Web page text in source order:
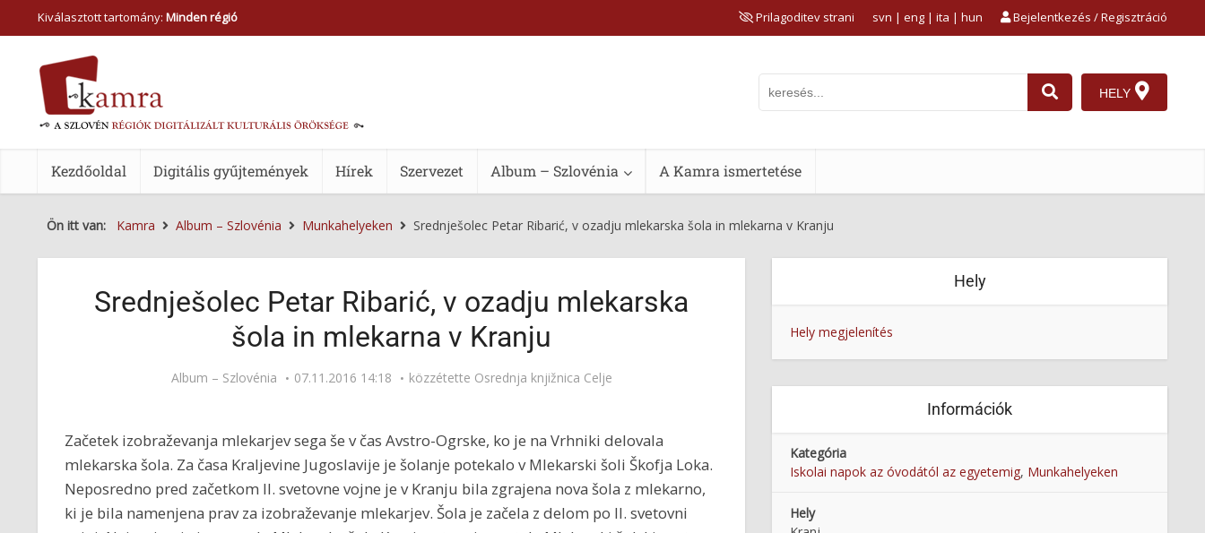
Kiválasztott tartomány: Minden régió Prilagoditev strani Bejelentkezés / Regisztráció
svn | eng | ita | hun
HELY
Kezdőoldal Digitális gyűjtemények Hírek Szervezet Album – Szlovénia A Kamra ismertetése
Ön itt van: Kamra Album – Szlovénia Munkahelyeken Srednješolec Petar Ribarić, v ozadju mlekarska šola in mlekarna v Kranju
Srednješolec Petar Ribarić, v ozadju mlekarska
šola in mlekarna v Kranju
Album – Szlovénia 07.11.2016 14:18 közzétette Osrednja knjižnica Celje
Začetek izobraževanja mlekarjev sega še v čas Avstro-Ogrske, ko je na Vrhniki delovala
mlekarska šola. Za časa Kraljevine Jugoslavije je šolanje potekalo v Mlekarski šoli Škofja Loka.
Neposredno pred začetkom II. svetovne vojne je v Kranju bila zgrajena nova šola z mlekarno,
ki je bila namenjena prav za izobraževanje mlekarjev. Šola je začela z delom po II. svetovni
Hely
Hely megjelenítés
Információk
Kategória
Iskolai napok az óvodától az egyetemig, Munkahelyeken
Hely